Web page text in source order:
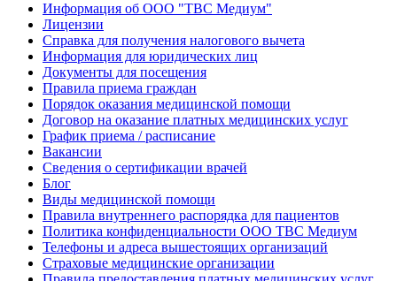
Информация об ООО "ТВС Медиум"
Лицензии
Справка для получения налогового вычета
Информация для юридических лиц
Документы для посещения
Правила приема граждан
Порядок оказания медицинской помощи
Договор на оказание платных медицинских услуг
График приема / расписание
Вакансии
Сведения о сертификации врачей
Блог
Виды медицинской помощи
Правила внутреннего распорядка для пациентов
Политика конфиденциальности ООО ТВС Медиум
Телефоны и адреса вышестоящих организаций
Страховые медицинские организации